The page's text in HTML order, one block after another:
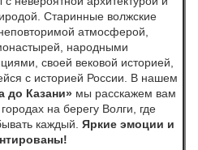
Старинные волжские
атмосферой,
народными
своей вековой историей,
с историей России. В нашем
до Казани» мы расскажем вам
на берегу Волги, где
каждый. Яркие эмоции и